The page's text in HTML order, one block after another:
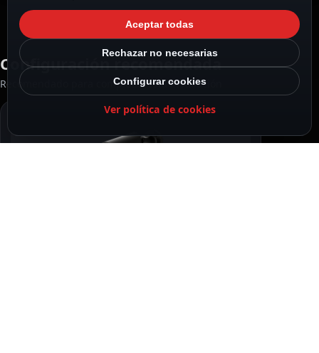
Configuración recomendada
Recomendado para completar esta instalación
Aceptar todas
Rechazar no necesarias
Configurar cookies
Ver política de cookies